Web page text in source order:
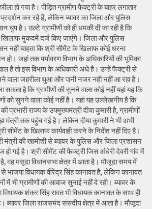
हो गया है। पीड़ित ग्रामीण फैक्ट्री के बाहर लगातार
कर रहे हैं, लेकिन ब्यावर का जिला और पुलिस
चुप है। उल्टे ग्रामीणों को ही धमकी दी जा रही है कि
मुकदमे दर्ज किए जाएंगे। जिला और पुलिस
नहीं चाहता कि श्री सीमेंट के खिलाफ कोई धरना
हो। जहां तक पर्यावरण विभाग के अधिकारियों की भूमिका
है तो इस विभाग के अधिकारी अंधे है। उन्हें फैक्ट्री से
वाला जहरीला धुआ और पानी नजर नही नहीं आ रहा है।
सकता है कि ग्रामीणों की सुनने वाला कोई नहीं यहां यह कि
को सुनने वाला कोई नहीं है। यहां यह उल्लेखनीय है कि
की प्रभारी राज्य के उपमुख्यमंत्री दीया कुमारी है, ग्रामीणों
मंत्री तक पहुंच गई है। लेकिन दीया कुमारी ने भी अभी
सीमेंट के खिलाफ कार्यवाही करने के निर्देश नहीं दिए है।
मंत्री की खामोशी से ब्यावर के पुलिस और जिला प्रशासन
हो गई है। श्री सीमेंट की फैक्ट्री जिस अंधेरी देवरी गांव में
वह मसूदा विधानसभा क्षेत्र में आता है। मौजूदा समय में
भाजपा विधायक वीरेंद्र सिंह कानावत है, लेकिन कानावत
में भी ग्रामीणों की आवाज सुनाई नहीं दे रही। ब्यावर के
विधायक शंकर सिंह रावत भी विधायक कानावत के साथ ही
ब्यावर जिला राजसमंद संसदीय क्षेत्र में आता है। मौजूदा